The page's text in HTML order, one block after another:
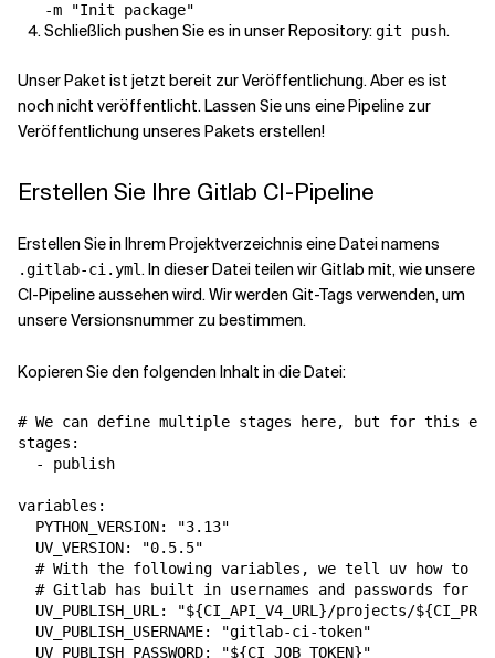
-m "Init package"
Schließlich pushen Sie es in unser Repository:git push.
Unser Paket ist jetzt bereit zur Veröffentlichung. Aber es ist
noch nicht veröffentlicht. Lassen Sie uns eine Pipeline zur
Veröffentlichung unseres Pakets erstellen!
Erstellen Sie Ihre Gitlab CI-Pipeline
Erstellen Sie in Ihrem Projektverzeichnis eine Datei namens
.gitlab-ci.yml. In dieser Datei teilen wir Gitlab mit, wie unsere
CI-Pipeline aussehen wird. Wir werden Git-Tags verwenden, um
unsere Versionsnummer zu bestimmen.
Kopieren Sie den folgenden Inhalt in die Datei:
# We can define multiple stages here, but for this
stages:
  - publish
variables:
  PYTHON_VERSION: "3.13"
  UV_VERSION: "0.5.5"
# With the following variables, we tell uv how to
# Gitlab has built in usernames and passwords for
UV_PUBLISH_URL: "${CI_API_V4_URL}/projects/
  UV_PUBLISH_USERNAME: "gitlab-ci-token"
  UV_PUBLISH_PASSWORD: "${CI_JOB_TOKEN}"